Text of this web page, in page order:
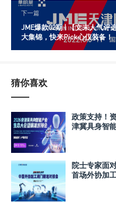
下一篇
JME爆款02期 | 【文末人气评
大集锦，快来Pick心仪装备！
猜你喜欢
政策支持！
津冀具身智
院士专家面
首场外协加